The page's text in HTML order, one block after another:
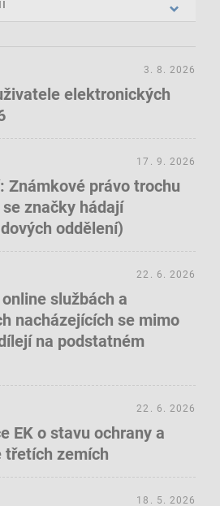
elektronických
3. 8. 2026
Známkové právo trochu
značky hádají
oddělení)
17. 9. 2026
službách a
nacházejících se mimo
na podstatném
22. 6. 2026
EK o stavu ochrany a
třetích zemích
22. 6. 2026
18. 5. 2026